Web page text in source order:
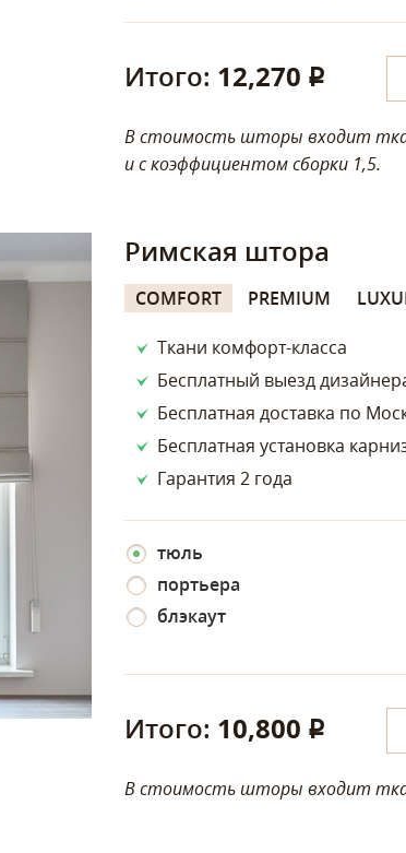
Итого: 12,270 q
В стоимость шторы входит
и с коэффициентом сборки 1,5.
Римская штора
COMFORT PREMIUM
Ткани комфорт-класса
Бесплатный выезд
Бесплатная доставка по
Бесплатная установка
Гарантия 2 года
тюль
портьера
блэкаут
Итого: 10,800 q
В стоимость шторы входит